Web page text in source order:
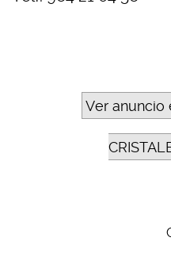
Ver anuncio